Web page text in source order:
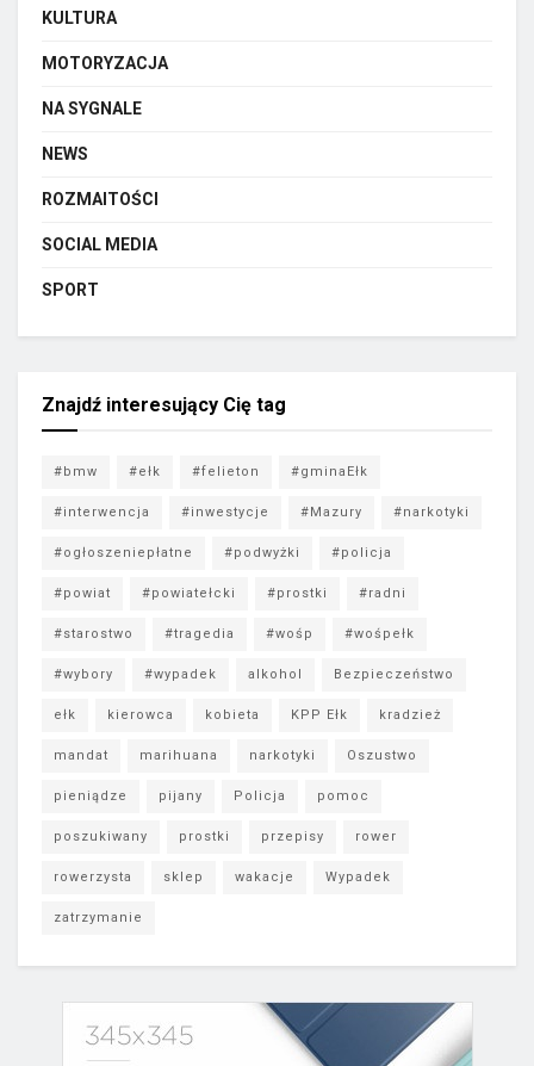
KULTURA
MOTORYZACJA
NA SYGNALE
NEWS
ROZMAITOŚCI
SOCIAL MEDIA
SPORT
Znajdź interesujący Cię tag
#bmw #ełk #felieton #gminaEłk
#interwencja #inwestycje #Mazury #narkotyki
#ogłoszeniepłatne #podwyżki #policja
#powiat #powiatełcki #prostki #radni
#starostwo #tragedia #wośp #wośpełk
#wybory #wypadek alkohol Bezpieczeństwo
ełk kierowca kobieta KPP Ełk kradzież
mandat marihuana narkotyki Oszustwo
pieniądze pijany Policja pomoc
poszukiwany prostki przepisy rower
rowerzysta sklep wakacje Wypadek
zatrzymanie